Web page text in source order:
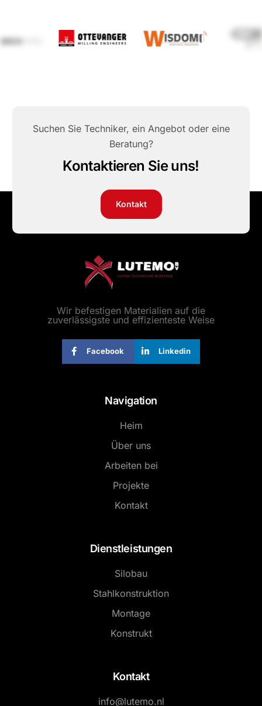
Suchen Sie Techniker, ein Angebot oder eine
Beratung?
Kontaktieren Sie uns!
Kontakt
Wir befestigen Materialien auf die
zuverlässigste und effizienteste Weise
Facebook Linkedin
Navigation
Heim
Über uns
Arbeiten bei
Projekte
Kontakt
Dienstleistungen
Silobau
Stahlkonstruktion
Montage
Konstrukt
Kontakt
info@lutemo.nl